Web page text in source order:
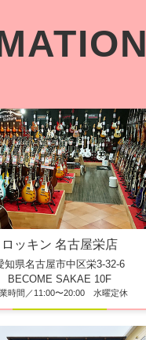
ロッキン 名古屋栄店
知県名古屋市中区栄3-32-6
BECOME SAKAE 10F
時間／11:00〜20:00 水曜定休